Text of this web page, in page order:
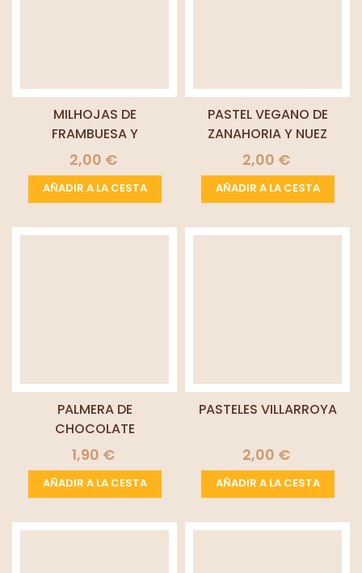
MILHOJAS DE
FRAMBUESA Y
MASCARPONE
2,00 €
AÑADIR A LA CESTA
PASTEL VEGANO DE
ZANAHORIA Y NUEZ
2,00 €
AÑADIR A LA CESTA
PALMERA DE
CHOCOLATE
1,90 €
AÑADIR A LA CESTA
PASTELES VILLARROYA
2,00 €
AÑADIR A LA CESTA